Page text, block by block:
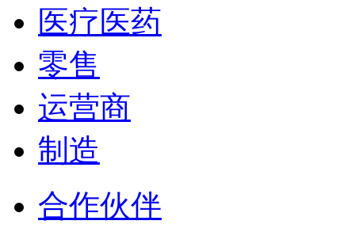
医疗医药
零售
运营商
制造
合作伙伴